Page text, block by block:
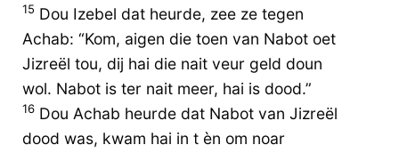
15 Dou Izebel dat heurde, zee ze tegen
Achab: “Kom, aigen die toen van Nabot oet
Jizreël tou, dij hai die nait veur geld doun
wol. Nabot is ter nait meer, hai is dood.”
16 Dou Achab heurde dat Nabot van Jizreël
dood was, kwam hai in t èn om noar